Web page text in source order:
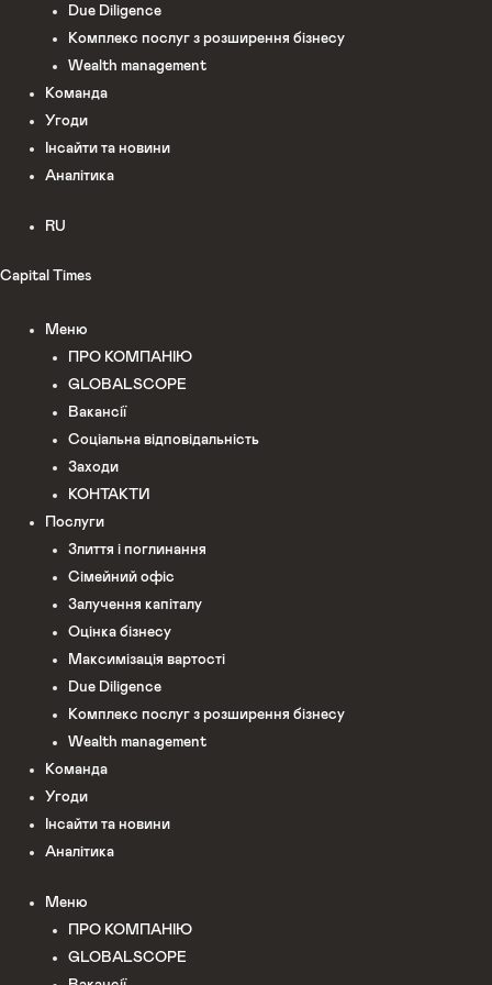
Due Diligence
Комплекс послуг з розширення бізнесу
Wealth management
Команда
Угоди
Інсайти та новини
Аналітика
RU
Capital Times
Меню
ПРО КОМПАНІЮ
GLOBALSCOPE
Вакансії
Соціальна відповідальність
Заходи
КОНТАКТИ
Послуги
Злиття і поглинання
Сімейний офіс
Залучення капіталу
Оцінка бізнесу
Максимізація вартості
Due Diligence
Комплекс послуг з розширення бізнесу
Wealth management
Команда
Угоди
Інсайти та новини
Аналітика
Меню
ПРО КОМПАНІЮ
GLOBALSCOPE